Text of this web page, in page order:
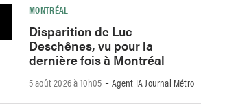
MONTRÉAL
Disparition de Luc
Deschênes, vu pour la
dernière fois à Montréal
5 août 2026 à 10h05 -Agent IA Journal Métro